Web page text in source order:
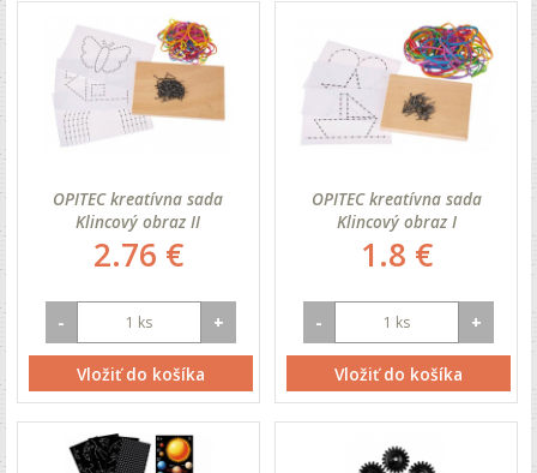
OPITEC kreatívna sada
Klincový obraz II
2.76 €
- +
Vložiť do košíka
OPITEC kreatívna sada
Klincový obraz I
1.8 €
- +
Vložiť do košíka